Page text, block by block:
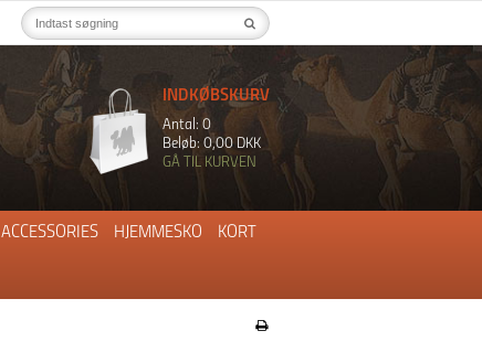
INDKØBSKURV
Antal: 0
Beløb: 0,00 DKK
GÅ TIL KURVEN
ACCESSORIES HJEMMESKO KORT